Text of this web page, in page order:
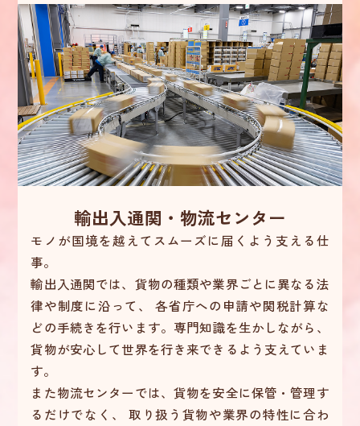
輸出入通関・物流センター
モノが国境を越えてスムーズに届くよう支える仕
事。
輸出入通関では、貨物の種類や業界ごとに異なる法
律や制度に沿って、
各省庁への申請や関税計算な
どの手続きを行います。専門知識を生かしながら、
貨物が安心して世界を行き来できるよう支えていま
す。
また物流センターでは、貨物を安全に保管・管理す
るだけでなく、
取り扱う貨物や業界の特性に合わ